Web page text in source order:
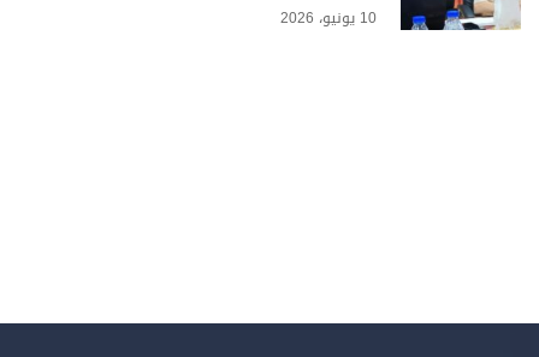
10 يونيو، 2026